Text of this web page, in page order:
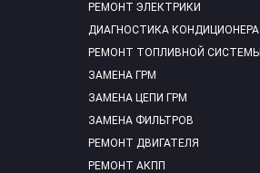
РЕМОНТ ЭЛЕКТРИКИ
ДИАГНОСТИКА КОНДИЦИОНЕРА
РЕМОНТ ТОПЛИВНОЙ СИСТЕМЫ
ЗАМЕНА ГРМ
ЗАМЕНА ЦЕПИ ГРМ
ЗАМЕНА ФИЛЬТРОВ
РЕМОНТ ДВИГАТЕЛЯ
РЕМОНТ АКПП